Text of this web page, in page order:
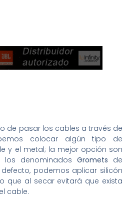
de pasar los cables a través de
colocar algún tipo de
y el metal; la mejor opción son
denominados Gromets de
podemos aplicar silicón
que al secar evitará que exista
cable.